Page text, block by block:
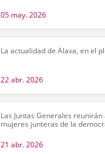
05 may. 2026
La actualidad de Álava, en el
22 abr. 2026
Las Juntas Generales reunirán
mujeres junteras de la
21 abr. 2026